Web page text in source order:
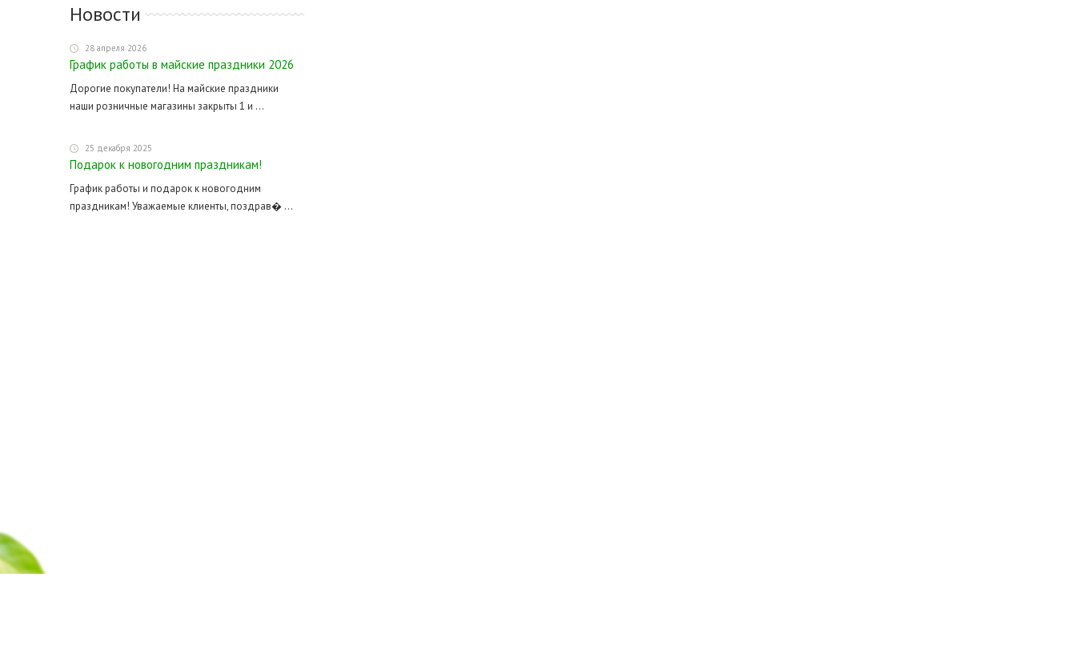
Новости
28 апреля 2026
График работы в майские праздники 2026
Дорогие покупатели! На майские праздники
наши розничные магазины закрыты 1 и ...
25 декабря 2025
Подарок к новогодним праздникам!
График работы и подарок к новогодним
праздникам! Уважаемые клиенты, поздрав� ...